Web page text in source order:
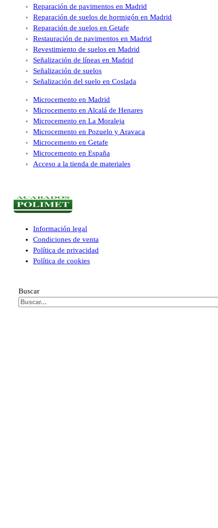
Reparación de pavimentos en Madrid
Reparación de suelos de hormigón en Madrid
Reparación de suelos en Getafe
Restauración de pavimentos en Madrid
Revestimiento de suelos en Madrid
Señalización de líneas en Madrid
Señalización de suelos
Señalización del suelo en Coslada
Microcemento en Madrid
Microcemento en Alcalá de Henares
Microcemento en La Moraleja
Microcemento en Pozuelo y Aravaca
Microcemento en Getafe
Microcemento en España
Acceso a la tienda de materiales
Información legal
Condiciones de venta
Política de privacidad
Política de cookies
Buscar